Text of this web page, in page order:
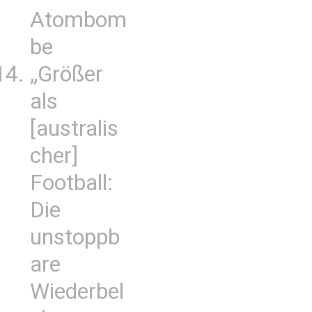
Atombom
be
„Größer
als
[australis
cher]
Football:
Die
unstoppb
are
Wiederbel